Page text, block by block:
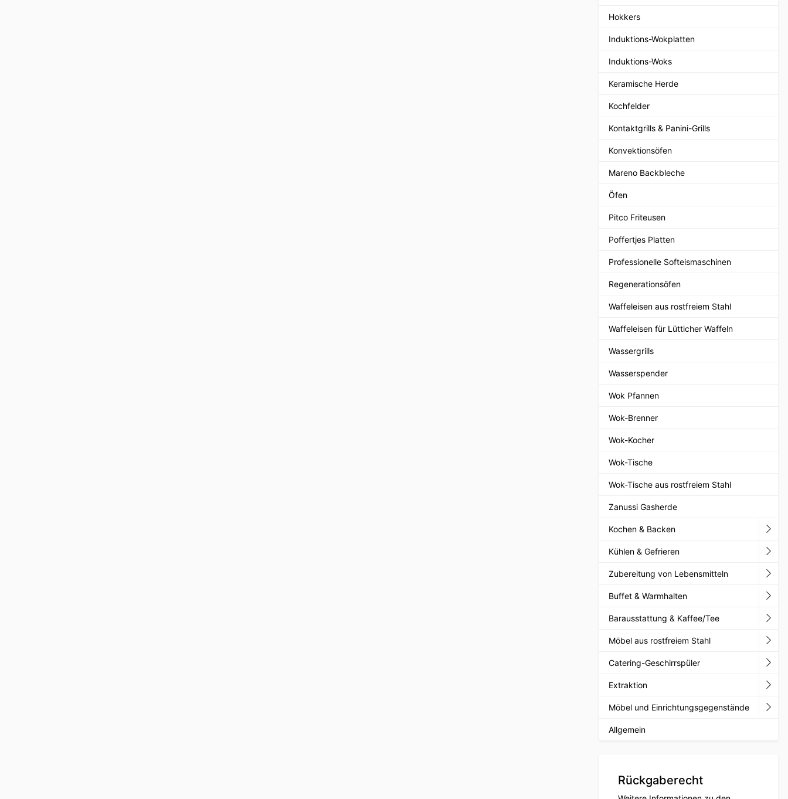
Hokkers
Induktions-Wokplatten
Induktions-Woks
Keramische Herde
Kochfelder
Kontaktgrills & Panini-Grills
Konvektionsöfen
Mareno Backbleche
Öfen
Pitco Friteusen
Poffertjes Platten
Professionelle Softeismaschinen
Regenerationsöfen
Waffeleisen aus rostfreiem Stahl
Waffeleisen für Lütticher Waffeln
Wassergrills
Wasserspender
Wok Pfannen
Wok-Brenner
Wok-Kocher
Wok-Tische
Wok-Tische aus rostfreiem Stahl
Zanussi Gasherde
Kochen & Backen
Kühlen & Gefrieren
Zubereitung von Lebensmitteln
Buffet & Warmhalten
Barausstattung & Kaffee/Tee
Möbel aus rostfreiem Stahl
Catering-Geschirrspüler
Extraktion
Möbel und Einrichtungsgegenstände
Allgemein
Rückgaberecht